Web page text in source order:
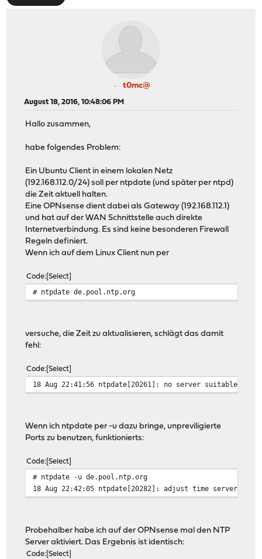
t0mc@
August 18, 2016, 10:48:06 PM
Hallo zusammen,
habe folgendes Problem:
Ein Ubuntu Client in einem lokalen Netz
(192.168.112.0/24) soll per ntpdate (und später per ntpd)
die Zeit aktuell halten.
Eine OPNsense dient dabei als Gateway (192.168.112.1)
und hat auf der WAN Schnittstelle auch direkte
Internetverbindung. Es sind keine besonderen Firewall
Regeln definiert.
Wenn ich auf dem Linux Client nun per
Code Select
# ntpdate de.pool.ntp.org
versuche, die Zeit zu aktualisieren, schlägt das damit
fehl:
Code Select
18 Aug 22:41:56 ntpdate[20261]: no server suitable for
Wenn ich ntpdate per -u dazu bringe, unpreviligierte
Ports zu benutzen, funktionierts:
Code Select
# ntpdate -u de.pool.ntp.org
18 Aug 22:42:05 ntpdate[20282]: adjust time server
Probehalber habe ich auf der OPNsense mal den NTP
Server aktiviert. Das Ergebnis ist identisch:
Code Select